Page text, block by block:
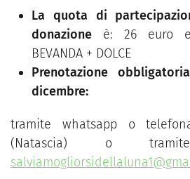
La quota di
donazione è: 26 euro e
BEVANDA + DOLCE
Prenotazione
dicembre:
tramite whatsapp o
(Natascia) o